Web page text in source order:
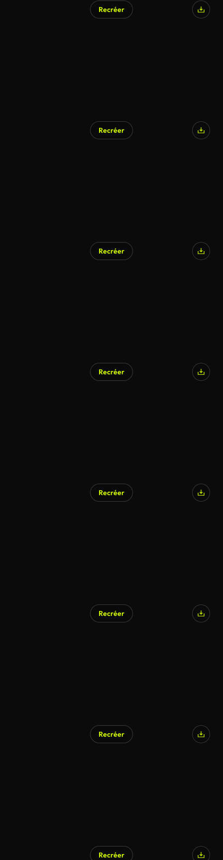
Recréer
Recréer
Recréer
Recréer
Recréer
Recréer
Recréer
Recréer